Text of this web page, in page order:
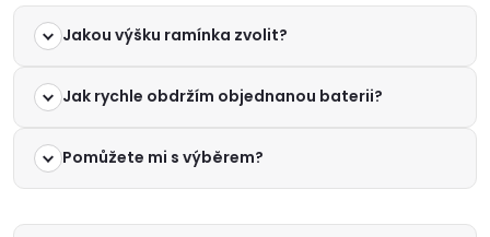
Jakou výšku ramínka zvolit?
Jak rychle obdržím objednanou baterii?
Pomůžete mi s výběrem?